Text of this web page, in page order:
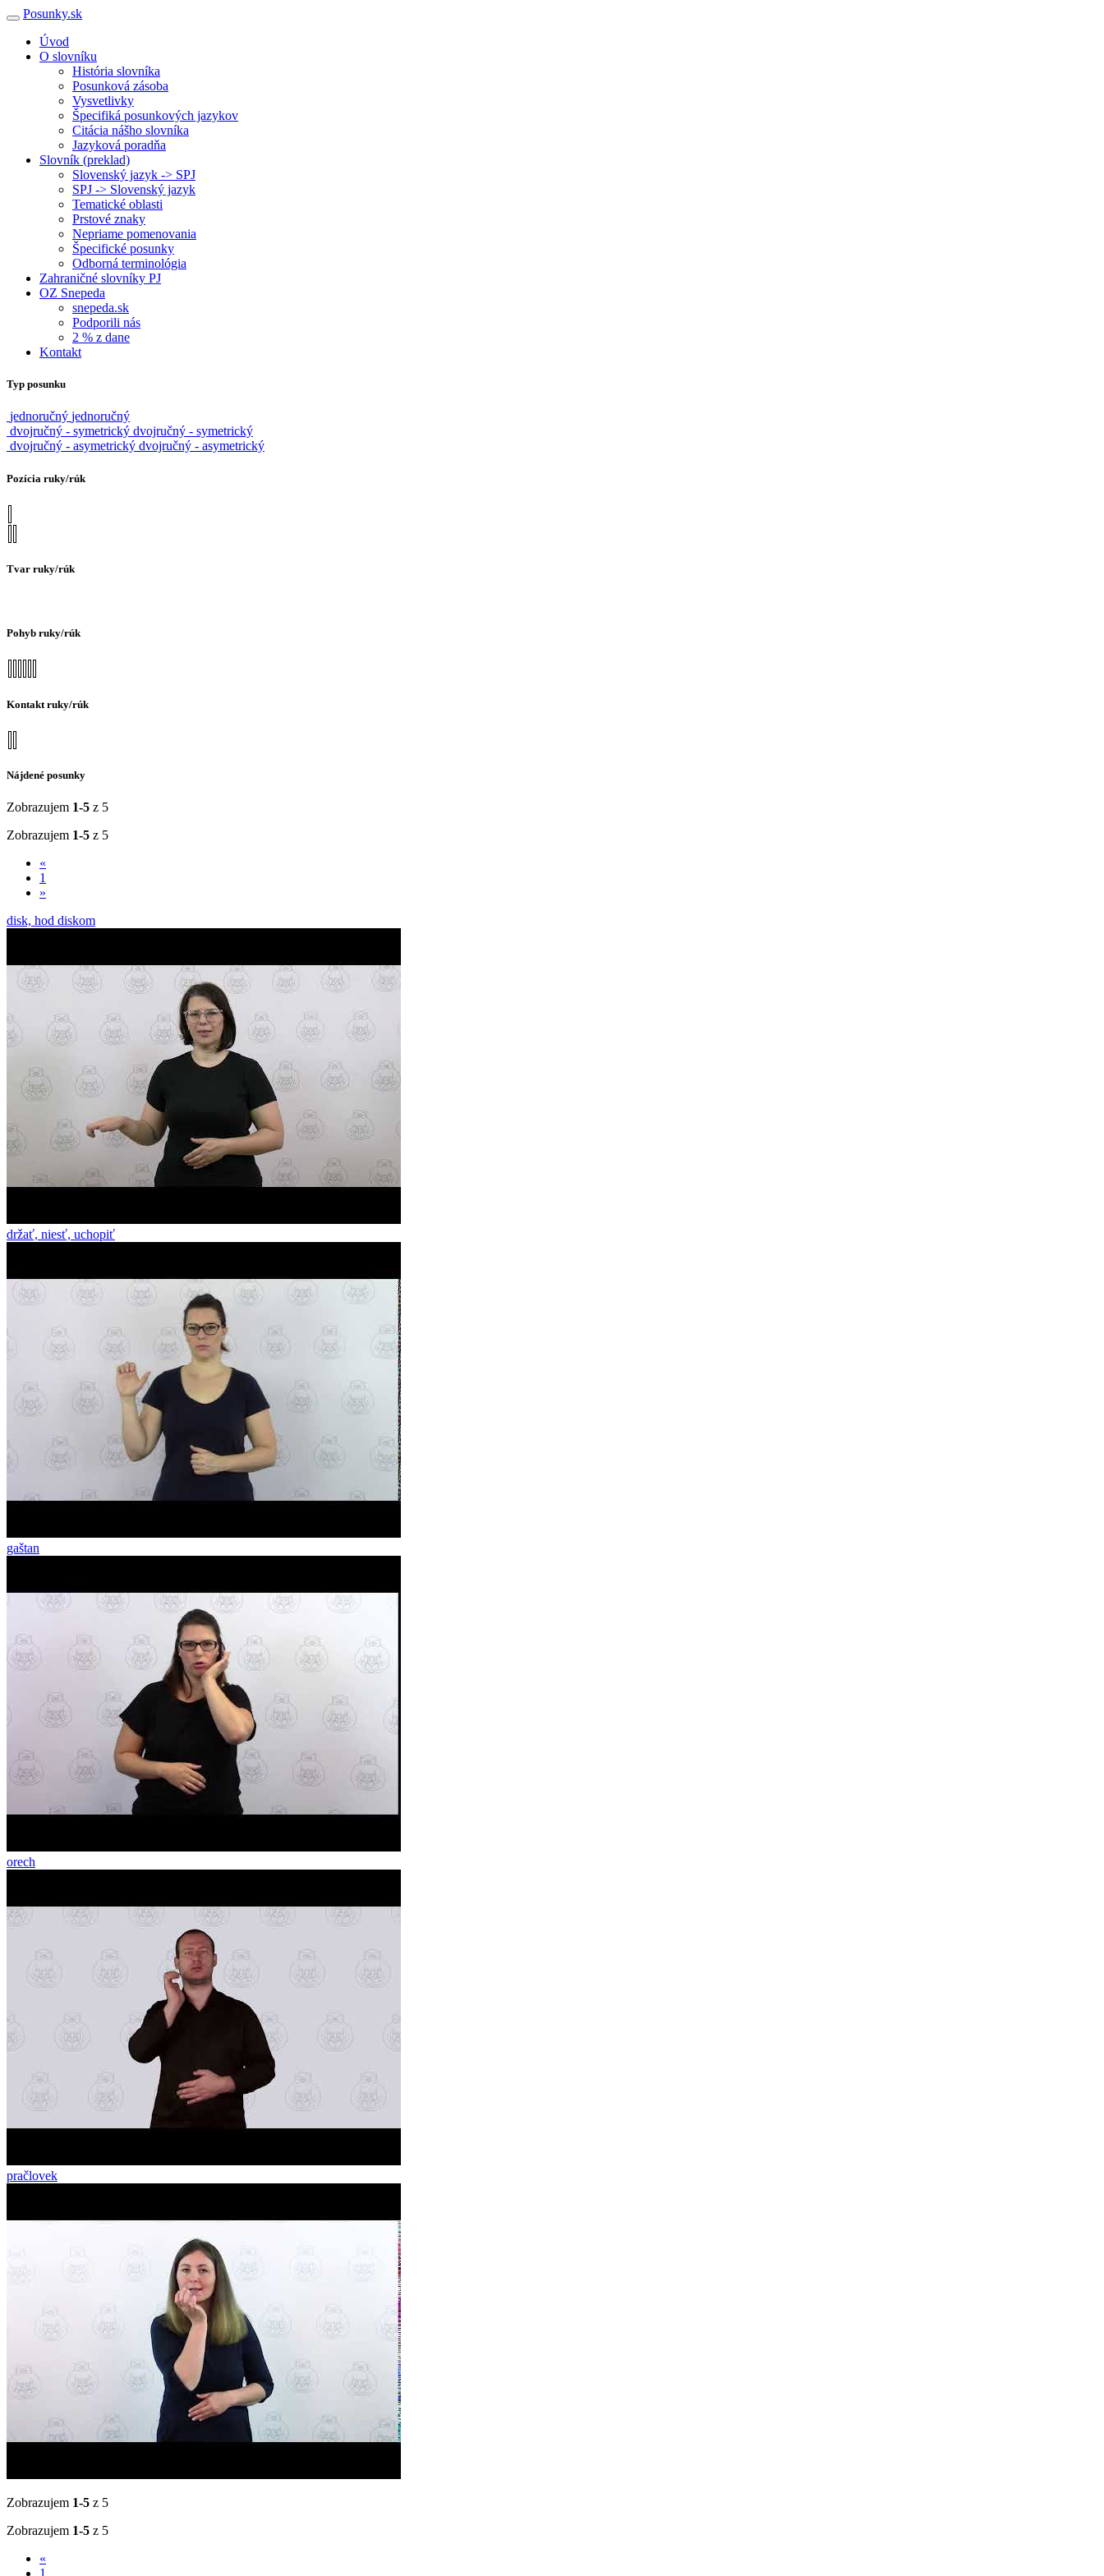
Posunky.sk
Úvod
O slovníku
História slovníka
Posunková zásoba
Vysvetlivky
Špecifiká posunkových jazykov
Citácia nášho slovníka
Jazyková poradňa
Slovník (preklad)
Slovenský jazyk -> SPJ
SPJ -> Slovenský jazyk
Tematické oblasti
Prstové znaky
Nepriame pomenovania
Špecifické posunky
Odborná terminológia
Zahraničné slovníky PJ
OZ Snepeda
snepeda.sk
Podporili nás
2 % z dane
Kontakt
Typ posunku
jednoručný jednoručný
dvojručný - symetrický dvojručný - symetrický
dvojručný - asymetrický dvojručný - asymetrický
Pozícia ruky/rúk
Tvar ruky/rúk
Pohyb ruky/rúk
Kontakt ruky/rúk
Nájdené posunky
Zobrazujem 1-5 z 5
Zobrazujem 1-5 z 5
«
1
»
disk, hod diskom
držať, niesť, uchopiť
gaštan
orech
pračlovek
Zobrazujem 1-5 z 5
Zobrazujem 1-5 z 5
«
1